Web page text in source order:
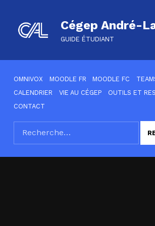
Cégep André-
GUIDE ÉTUDIANT
OMNIVOX
MOODLE FR MOODLE FC
CALENDRIER
VIE AU CÉGEP
OUTILS ET
CONTACT
SEARCH THE SITE
Rechercher :